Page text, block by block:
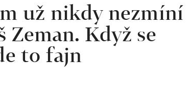
už nikdy nezmíní
Zeman. Když se
to fajn